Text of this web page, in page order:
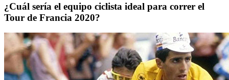
¿Cuál sería el equipo ciclista ideal para correr el
Tour de Francia 2020?